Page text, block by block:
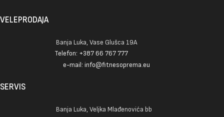
VELEPRODAJA
Banja Luka, Vase Glušca 19A
Telefon: +387 66 767 777
e-mail: info@fitnesoprema.eu
SERVIS
Banja Luka, Veljka Mlađenovića bb